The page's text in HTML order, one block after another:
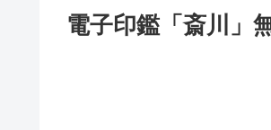
電子印鑑「斎川」